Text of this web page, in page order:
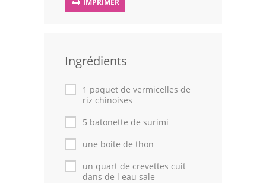
Astuces de cuisine
Fêtes Religieuses
Chefs
Thèmes
Espace Personnel
IMPRIMER
Ingrédients
1 paquet de vermicelles de
riz chinoises
5 batonette de surimi
une boite de thon
un quart de crevettes cuit
dans de l eau sale